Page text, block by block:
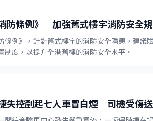
防條例》 加強舊式樓宇消防安全
條例》，針對舊式樓宇的消防安全隱患，建
制度，以提升全港舊樓的消防安全水平。
失控剷起七人車冒白煙 司機受傷